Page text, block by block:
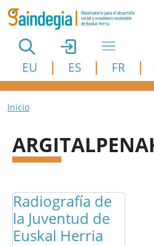
Pasar al contenido principal
EU ES FR
Ruta de navegación
Inicio
Radiografía de
la Juventud de
Euskal Herria